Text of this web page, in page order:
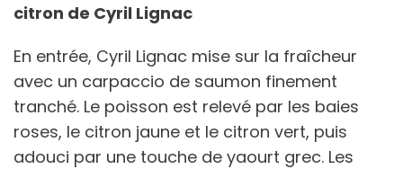
citron de Cyril Lignac
En entrée, Cyril Lignac mise sur la fraîcheur
avec un carpaccio de saumon finement
tranché. Le poisson est relevé par les baies
roses, le citron jaune et le citron vert, puis
adouci par une touche de yaourt grec. Les